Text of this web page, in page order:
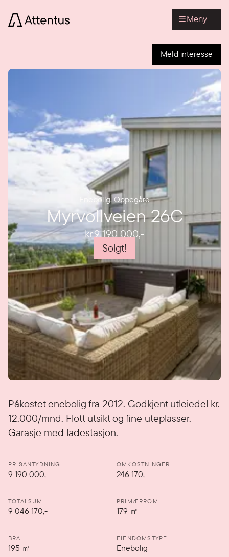
Meny
Meld interesse
Enebolig,Oppegård
Myrvollveien 26C
kr 9 190 000,-
Solgt!
Påkostet enebolig fra 2012. Godkjent utleiedel kr.
12.000/mnd. Flott utsikt og fine uteplasser.
Garasje med ladestasjon.
Detaljer
PRISANTYDNING
9 190 000,-
OMKOSTNINGER
246 170,-
TOTALSUM
9 046 170,-
PRIMÆRROM
179 ㎡
BRA
195 ㎡
EIENDOMSTYPE
Enebolig